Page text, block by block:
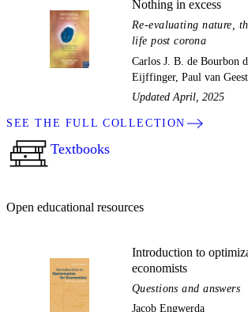
Nothing in excess
Re-evaluating nature,
life post corona
Carlos J. B. de Bourbon
Eijffinger, Paul van Geest
Updated April, 2025
SEE THE FULL COLLECTION
Textbooks
Open educational resources
Introduction to
economists
Questions and answers
Jacob Engwerda